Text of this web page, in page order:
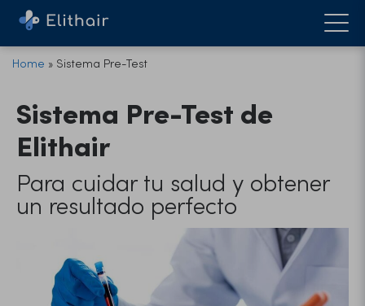
Home » Sistema Pre-Test
Sistema Pre-Test de
Elithair
Para cuidar tu salud y obtener
un resultado perfecto